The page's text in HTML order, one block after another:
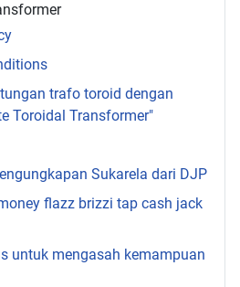
trafo toroid dengan
Toroidal Transformer"
Sukarela dari DJP
flazz brizzi tap cash jack
untuk mengasah kemampuan